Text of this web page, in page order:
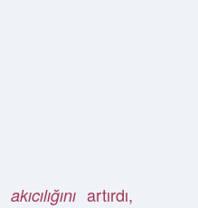
akıcılığınıartırdı,